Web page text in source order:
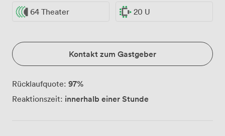
64 Theater 20 U
Kontakt zum Gastgeber
Rücklaufquote: 97%
Reaktionszeit: innerhalb einer Stunde